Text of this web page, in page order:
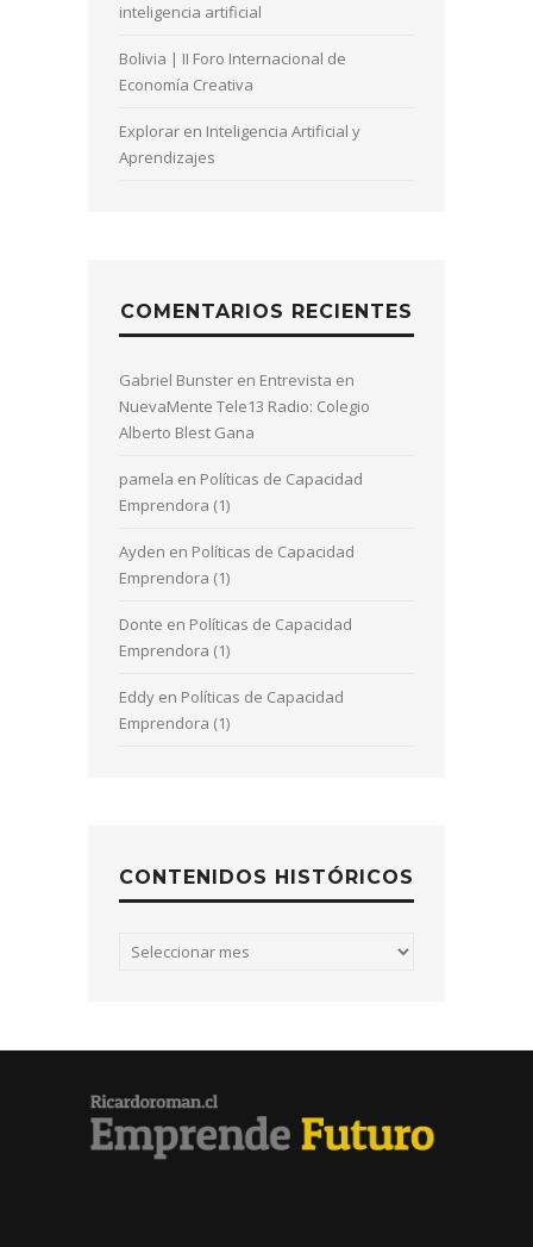
inteligencia artificial
Bolivia | II Foro Internacional de
Economía Creativa
Explorar en Inteligencia Artificial y
Aprendizajes
COMENTARIOS RECIENTES
Gabriel Bunster en Entrevista en
NuevaMente Tele13 Radio: Colegio
Alberto Blest Gana
pamela en Políticas de Capacidad
Emprendora (1)
Ayden en Políticas de Capacidad
Emprendora (1)
Donte en Políticas de Capacidad
Emprendora (1)
Eddy en Políticas de Capacidad
Emprendora (1)
CONTENIDOS HISTÓRICOS
Contenidos